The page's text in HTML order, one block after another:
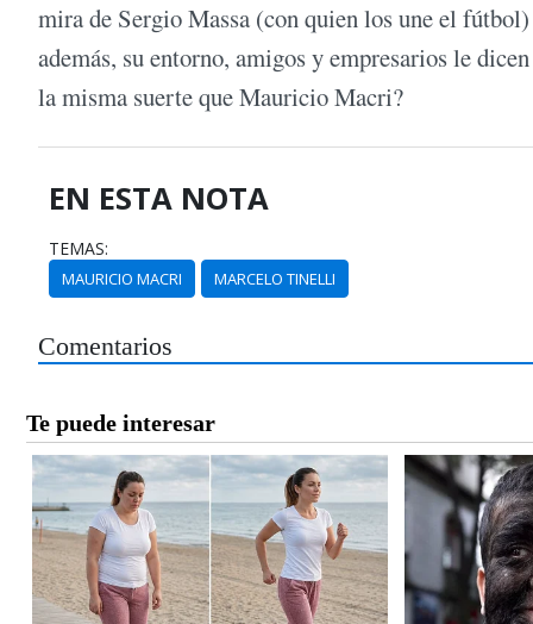
mira de Sergio Massa (con quien los une el
además, su entorno, amigos y empresarios le
la misma suerte que Mauricio Macri?
EN ESTA NOTA
TEMAS:
MAURICIO MACRI MARCELO TINELLI
Comentarios